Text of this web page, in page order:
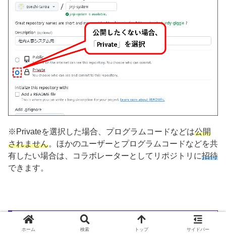
※Privateを選択した場合、プログラムコードなどは公開
されません。ほかのユーザーとプログラムコードなどを共
有したい場合は、コラボレーターとしてリポジトリに招待
できます。
手順5. 入力等が終われば、下部にある
「Create repository」ボタンをクリック
ホーム 検索 トップ サイドバー